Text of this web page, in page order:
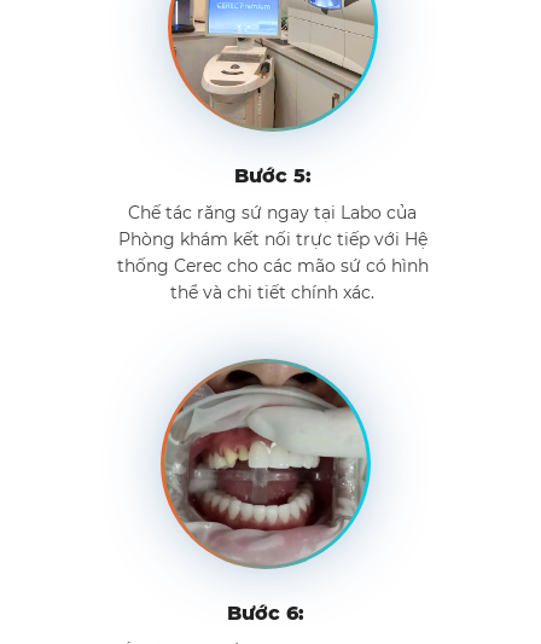
Bước 5:
Chế tác răng sứ ngay tại Labo của
Phòng khám kết nối trực tiếp với Hệ
thống Cerec cho các mão sứ có hình
thể và chi tiết chính xác.
Bước 6: